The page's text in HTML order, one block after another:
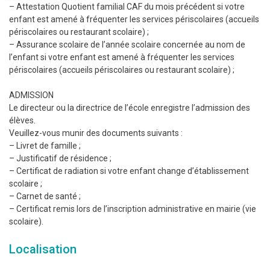
– Attestation Quotient familial CAF du mois précédent si votre
enfant est amené à fréquenter les services périscolaires (accueils
périscolaires ou restaurant scolaire) ;
– Assurance scolaire de l’année scolaire concernée au nom de
l’enfant si votre enfant est amené à fréquenter les services
périscolaires (accueils périscolaires ou restaurant scolaire) ;
ADMISSION
Le directeur ou la directrice de l’école enregistre l’admission des
élèves.
Veuillez-vous munir des documents suivants :
– Livret de famille ;
– Justificatif de résidence ;
– Certificat de radiation si votre enfant change d’établissement
scolaire ;
– Carnet de santé ;
– Certificat remis lors de l’inscription administrative en mairie (vie
scolaire).
Localisation